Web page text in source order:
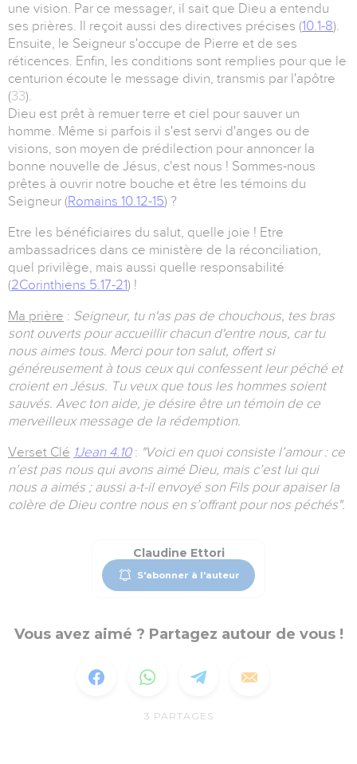
une vision. Par ce messager, il sait que Dieu a entendu
ses prières. Il reçoit aussi des directives précises (10.1-8).
Ensuite, le Seigneur s'occupe de Pierre et de ses
réticences. Enfin, les conditions sont remplies pour que le
centurion écoute le message divin, transmis par l'apôtre
(33).
Dieu est prêt à remuer terre et ciel pour sauver un
homme. Même si parfois il s'est servi d'anges ou de
visions, son moyen de prédilection pour annoncer la
bonne nouvelle de Jésus, c'est nous ! Sommes-nous
prêtes à ouvrir notre bouche et être les témoins du
Seigneur (Romains 10.12-15) ?
Etre les bénéficiaires du salut, quelle joie ! Etre
ambassadrices dans ce ministère de la réconciliation,
quel privilège, mais aussi quelle responsabilité
(2Corinthiens 5.17-21) !
Ma prière : Seigneur, tu n'as pas de chouchous, tes bras
sont ouverts pour accueillir chacun d'entre nous, car tu
nous aimes tous. Merci pour ton salut, offert si
généreusement à tous ceux qui confessent leur péché et
croient en Jésus. Tu veux que tous les hommes soient
sauvés. Avec ton aide, je désire être un témoin de ce
merveilleux message de la rédemption.
Verset Clé 1Jean 4.10: "Voici en quoi consiste l’amour : ce
n’est pas nous qui avons aimé Dieu, mais c’est lui qui
nous a aimés ; aussi a-t-il envoyé son Fils pour apaiser la
colère de Dieu contre nous en s’offrant pour nos péchés".
Claudine Ettori
S'abonner à l'auteur
Vous avez aimé ? Partagez autour de vous !
3 PARTAGES